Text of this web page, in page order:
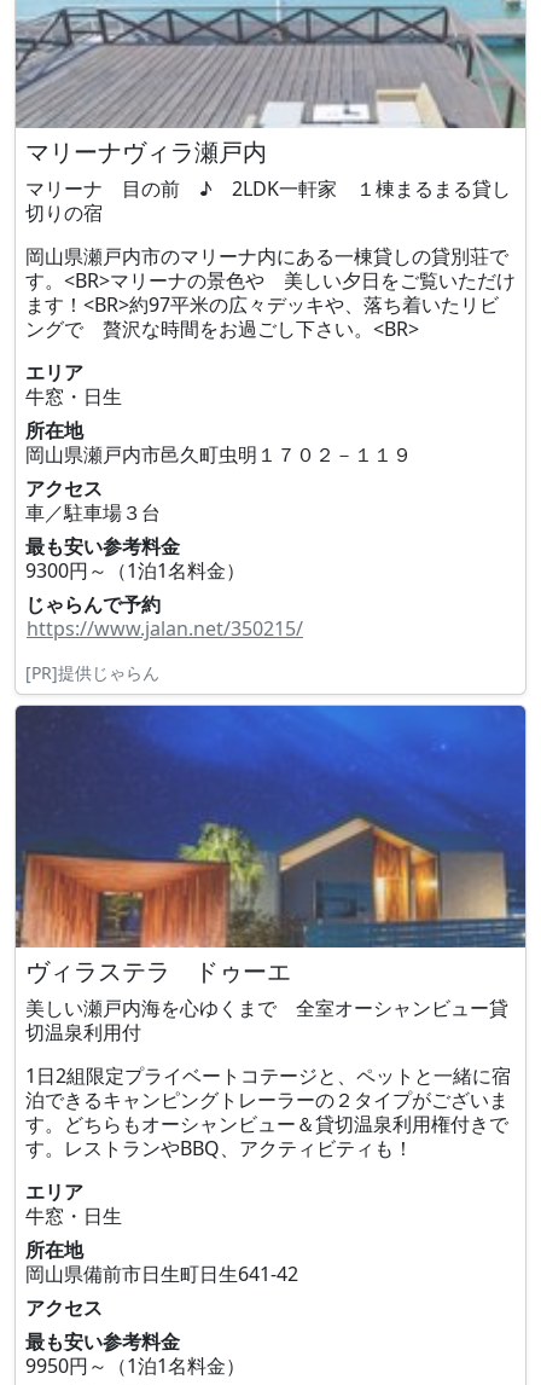
マリーナヴィラ瀬戸内
マリーナ 目の前 ♪ 2LDK一軒家 １棟まるまる貸し
切りの宿
岡山県瀬戸内市のマリーナ内にある一棟貸しの貸別荘で
す。<BR>マリーナの景色や 美しい夕日をご覧いただけ
ます！<BR>約97平米の広々デッキや、落ち着いたリビ
ングで 贅沢な時間をお過ごし下さい。<BR>
エリア
牛窓・日生
所在地
岡山県瀬戸内市邑久町虫明１７０２－１１９
アクセス
車／駐車場３台
最も安い参考料金
9300円～（1泊1名料金）
じゃらんで予約
https://www.jalan.net/350215/
[PR]提供じゃらん
ヴィラステラ ドゥーエ
美しい瀬戸内海を心ゆくまで 全室オーシャンビュー貸
切温泉利用付
1日2組限定プライベートコテージと、ペットと一緒に宿
泊できるキャンピングトレーラーの２タイプがございま
す。どちらもオーシャンビュー＆貸切温泉利用権付きで
す。レストランやBBQ、アクティビティも！
エリア
牛窓・日生
所在地
岡山県備前市日生町日生641‐42
アクセス
最も安い参考料金
9950円～（1泊1名料金）